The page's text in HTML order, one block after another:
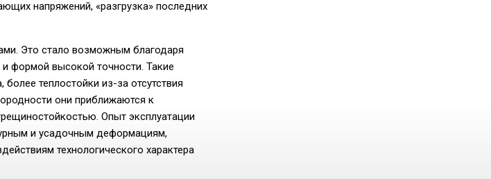
напряжений, «разгрузка» последних
Это стало возможным благодаря
и формой высокой точности. Такие
теплостойки из-за отсутствия
они приближаются к
Опыт эксплуатации
и усадочным деформациям,
технологического характера